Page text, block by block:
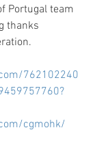
Portugal team
thanks
762102240
cgmohk/